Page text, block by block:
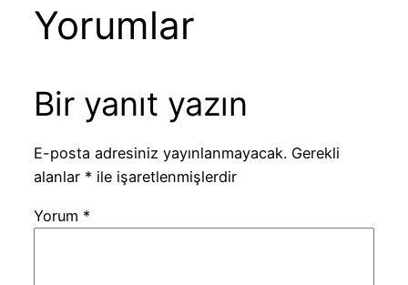
Yorumlar
Bir yanıt yazın
E-posta adresiniz yayınlanmayacak. Gerekli
alanlar * ile işaretlenmişlerdir
Yorum *